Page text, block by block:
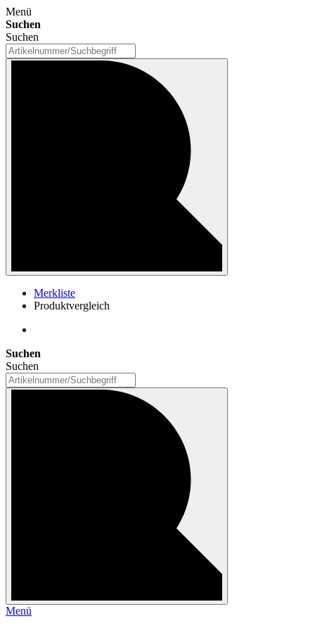
Menü
Suchen
Suchen
Merkliste
Produktvergleich
Suchen
Suchen
Menü